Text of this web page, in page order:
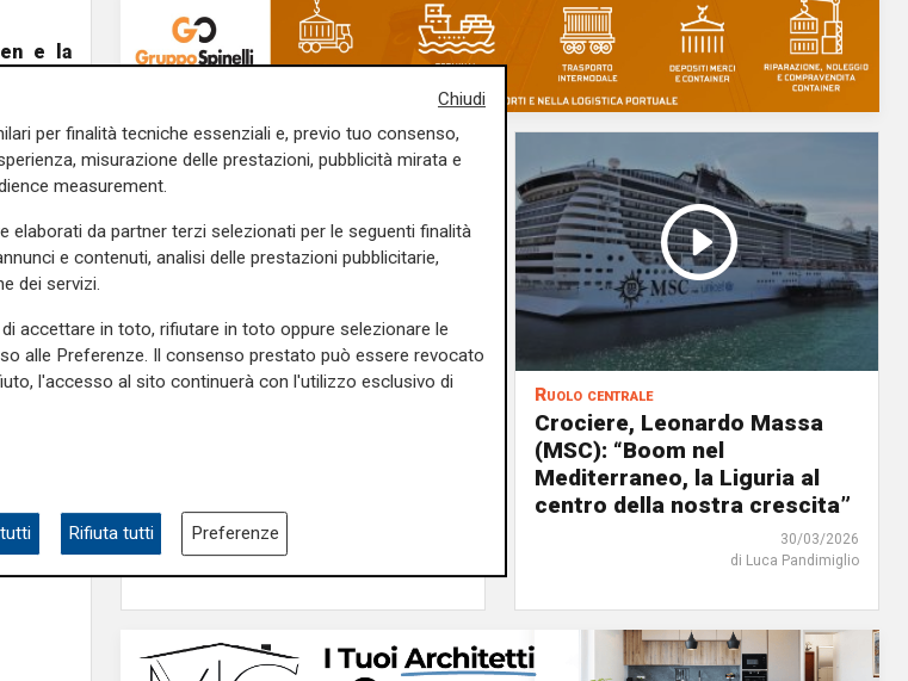
e la
su
e
e
e
e
viarie
e
sul
il passaggio
fondatore Aponte
Ruolo centrale
Crociere, Leonardo Massa
(MSC): “Boom nel
Mediterraneo, la Liguria al
centro della nostra crescita”
30/03/2026
di Luca Pandimiglio
Chiudi
per finalità tecniche essenziali e, previo tuo consenso,
misurazione delle prestazioni, pubblicità mirata e
measurement.
elaborati da partner terzi selezionati per le seguenti finalità
e contenuti, analisi delle prestazioni pubblicitarie,
dei servizi.
accettare in toto, rifiutare in toto oppure selezionare le
alle Preferenze. Il consenso prestato può essere revocato
l'accesso al sito continuerà con l'utilizzo esclusivo di
Rifiuta tutti Preferenze